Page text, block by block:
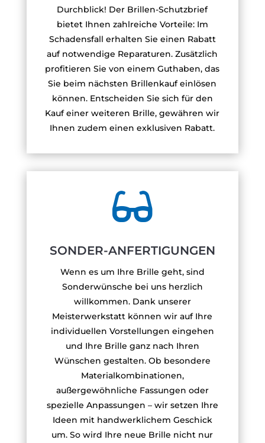
Durchblick! Der Brillen-Schutzbrief
bietet Ihnen zahlreiche Vorteile: Im
Schadensfall erhalten Sie einen Rabatt
auf notwendige Reparaturen. Zusätzlich
profitieren Sie von einem Guthaben, das
Sie beim nächsten Brillenkauf einlösen
können. Entscheiden Sie sich für den
Kauf einer weiteren Brille, gewähren wir
Ihnen zudem einen exklusiven Rabatt.

SONDER-ANFERTIGUNGEN
Wenn es um Ihre Brille geht, sind
Sonderwünsche bei uns herzlich
willkommen. Dank unserer
Meisterwerkstatt können wir auf Ihre
individuellen Vorstellungen eingehen
und Ihre Brille ganz nach Ihren
Wünschen gestalten. Ob besondere
Materialkombinationen,
außergewöhnliche Fassungen oder
spezielle Anpassungen – wir setzen Ihre
Ideen mit handwerklichem Geschick
um. So wird Ihre neue Brille nicht nur